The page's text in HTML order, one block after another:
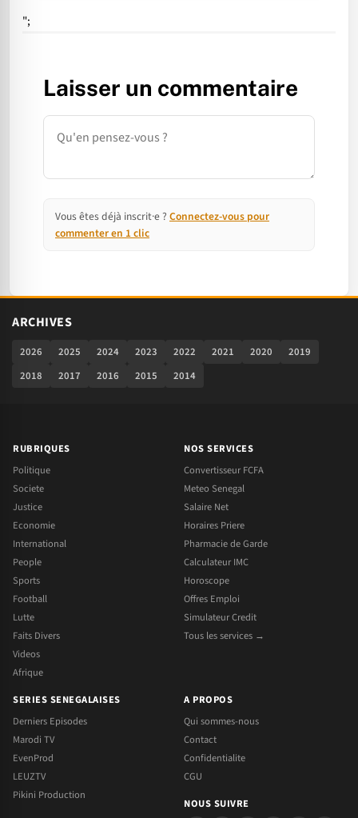
";
Laisser un commentaire
Commentaire
Vous êtes déjà inscrit·e ? Connectez-vous pour
commenter en 1 clic
ARCHIVES
2026 2025 2024 2023 2022 2021 2020
2019
2018
2017 2016 2015 2014
RUBRIQUES
Politique
Societe
Justice
Economie
International
People
Sports
Football
Lutte
Faits Divers
Videos
Afrique
NOS SERVICES
Convertisseur FCFA
Meteo Senegal
Salaire Net
Horaires Priere
Pharmacie de Garde
Calculateur IMC
Horoscope
Offres Emploi
Simulateur Credit
Tous les services →
SERIES SENEGALAISES
Derniers Episodes
Marodi TV
EvenProd
LEUZTV
Pikini Production
A PROPOS
Qui sommes-nous
Contact
Confidentialite
CGU
NOUS SUIVRE